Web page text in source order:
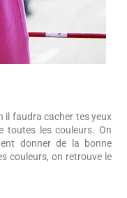
il faudra cacher tes yeux
toutes les couleurs. On
donner de la bonne
couleurs, on retrouve le